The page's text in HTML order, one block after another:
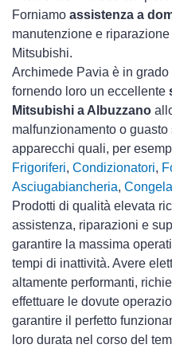
Forniamo assistenza a
manutenzione e
Mitsubishi.
Archimede Pavia è in
fornendo loro un eccellente
Mitsubishi a Albuzzano
malfunzionamento o
apparecchi quali, per
Frigoriferi, Condizionatori,
Asciugabiancheria,
Prodotti di qualità elevata
assistenza, riparazioni e
garantire la massima
tempi di inattività. Avere
altamente performanti,
effettuare le dovute
garantire il perfetto
loro durata nel corso del